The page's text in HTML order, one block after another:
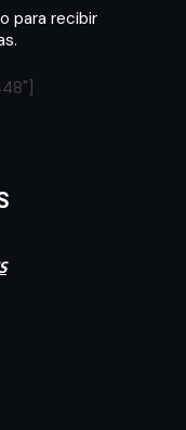
para recibir